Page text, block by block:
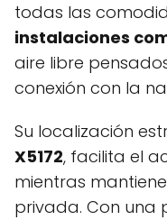
todas las
instalaciones
aire libre
conexión con la
Su localización
X5172, facilita el
mientras
privada. Con una